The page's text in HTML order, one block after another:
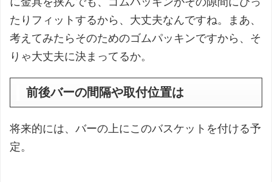
たりフィットするから、大丈夫なんですね。まあ、
考えてみたらそのためのゴムパッキンですから、そ
りゃ大丈夫に決まってるか。
前後バーの間隔や取付位置は
将来的には、バーの上にこのバスケットを付ける予
定。